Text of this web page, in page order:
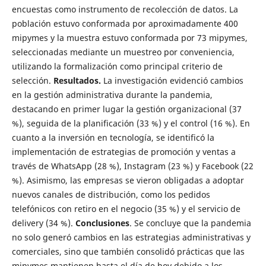
encuestas como instrumento de recolección de datos. La
población estuvo conformada por aproximadamente 400
mipymes y la muestra estuvo conformada por 73 mipymes,
seleccionadas mediante un muestreo por conveniencia,
utilizando la formalización como principal criterio de
selección. Resultados. La investigación evidenció cambios
en la gestión administrativa durante la pandemia,
destacando en primer lugar la gestión organizacional (37
%), seguida de la planificación (33 %) y el control (16 %). En
cuanto a la inversión en tecnología, se identificó la
implementación de estrategias de promoción y ventas a
través de WhatsApp (28 %), Instagram (23 %) y Facebook (22
%). Asimismo, las empresas se vieron obligadas a adoptar
nuevos canales de distribución, como los pedidos
telefónicos con retiro en el negocio (35 %) y el servicio de
delivery (34 %). Conclusiones. Se concluye que la pandemia
no solo generó cambios en las estrategias administrativas y
comerciales, sino que también consolidó prácticas que las